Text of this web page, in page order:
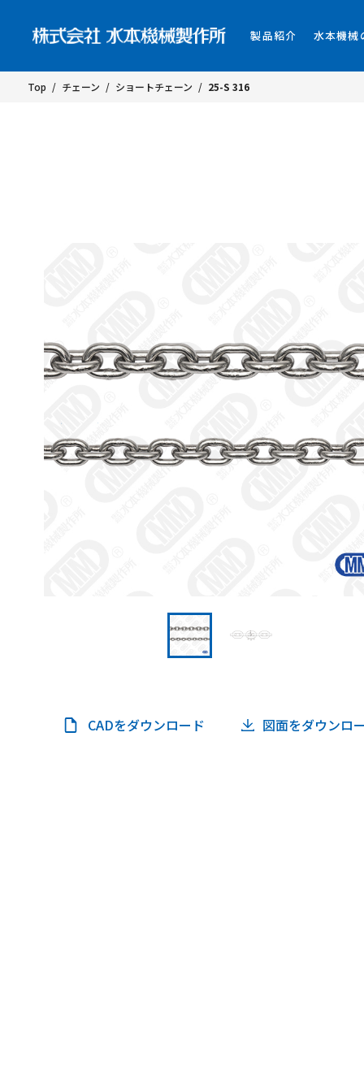
製品紹介 水本機械
Top / チェーン / ショートチェーン / 25-S 316
CADをダウンロード 図面をダウンロ